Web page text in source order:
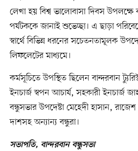
লেখা হয় বিশ্ব ভালোবাসা দিবস উপলক্ষে
পর্যটককে জানাই শুভেচ্ছা। এ ছাড়া
স্বার্থে বিভিন্ন ধরনের সচেতনতামূলক
লিফলেটের মাধ্যমে।
কর্মসূচিতে উপস্থিত ছিলেন বান্দরবান
ইনচার্জ স্বপন আচার্য, সহকারী ইনচার্জ
বন্ধুসভার উপদেষ্টা মেহেদী হাসান,
দাশসহ অন্যান্য বন্ধুরা।
সভাপতি, বান্দরবান বন্ধুসভা